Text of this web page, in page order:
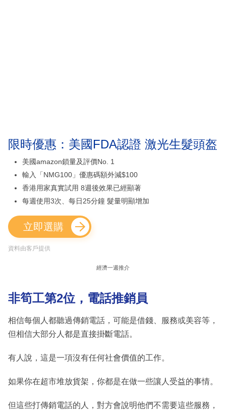
限時優惠：美國FDA認證 激光生髮頭盔
美國amazon鎖量及評價No. 1
輸入「NMG100」優惠碼額外減$100
香港用家真實試用 8週後效果已經顯著
每週使用3次、每日25分鐘 髮量明顯增加
立即選購
資料由客戶提供
經濟一週推介
非筍工第2位，電話推銷員
相信每個人都聽過傳銷電話，可能是借錢、服務或美容等，
但相信大部分人都是直接掛斷電話。
有人說，這是一項沒有任何社會價值的工作。
如果你在超市堆放貨架，你都是在做一些讓人受益的事情。
但這些打傳銷電話的人，對方會說明他們不需要這些服務，